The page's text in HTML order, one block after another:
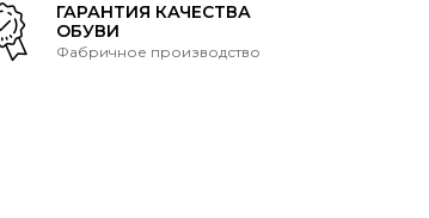
ГАРАНТИЯ КАЧЕСТВА
ОБУВИ
Фабричное производство